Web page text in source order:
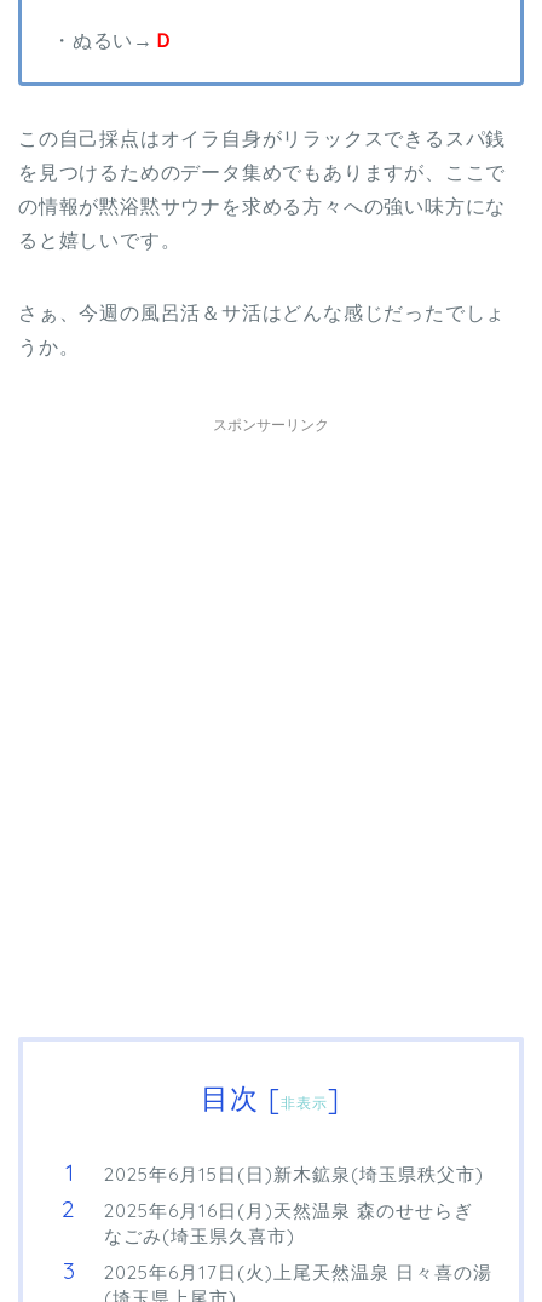
・ぬるい→ Ｄ
この自己採点はオイラ自身がリラックスできるスパ銭
を見つけるためのデータ集めでもありますが、ここで
の情報が黙浴黙サウナを求める方々への強い味方にな
ると嬉しいです。
さぁ、今週の風呂活＆サ活はどんな感じだったでしょ
うか。
スポンサーリンク
目次 [非表示]
2025年6月15日(日)新木鉱泉(埼玉県秩父市)
2025年6月16日(月)天然温泉 森のせせらぎ
なごみ(埼玉県久喜市)
2025年6月17日(火)上尾天然温泉 日々喜の湯